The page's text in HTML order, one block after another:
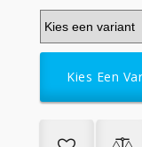
Kies Een